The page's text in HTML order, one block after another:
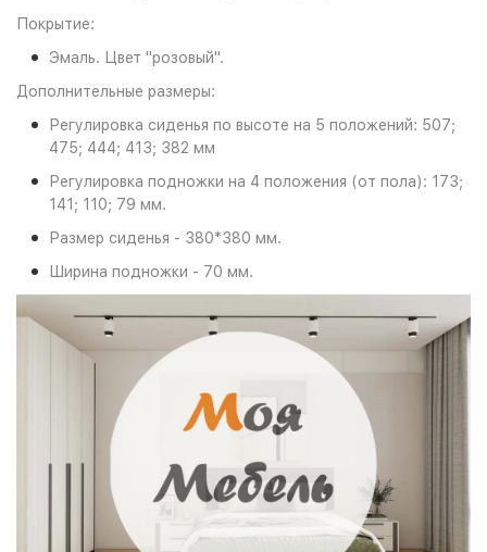
Покрытие:
Эмаль. Цвет "розовый".
Дополнительные размеры:
Регулировка сиденья по высоте на 5 положений: 507;
475; 444; 413; 382 мм
Регулировка подножки на 4 положения (от пола): 173;
141; 110; 79 мм.
Размер сиденья - 380*380 мм.
Ширина подножки - 70 мм.